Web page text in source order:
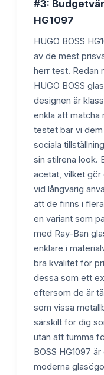
#3:
HG1097
HUGO BOSS
av de mest
herr test. Redan
HUGO BOSS
designen är
enkla att matcha
testet bar vi
sociala
sin stilrena look.
acetat, vilket gör
vid långvarig
att de finns i
en variant som
med Ray-Ban
enklare i
bra kvalitet för
dessa som ett
eftersom de är
som vissa
särskilt för dig
utan att tumma
BOSS HG1097
moderna